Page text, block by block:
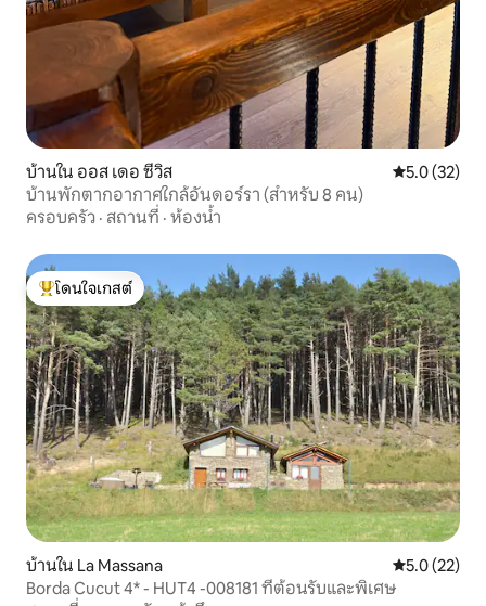
บ้านใน ออส เดอ ซีวิส คะแนนเฉลี่ย
5.0 (32)
บ้านพักตากอากาศใกล้อันดอร์รา (สำหรับ 8 คน)
ครอบครัว · สถานที่ · ห้องน้ำ
โดนใจเกสต์ที่สุด
โดนใจเกสต์
บ้านใน La Massana คะแนนเฉลี่ย
5.0 (22)
Borda Cucut 4* - HUT4 -008181 ที่ต้อนรับและพิเศษ